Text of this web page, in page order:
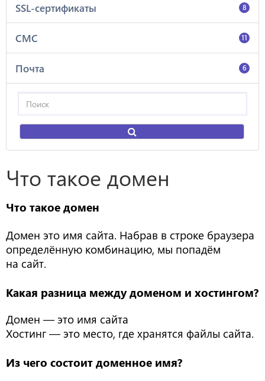
SSL-сертификаты 8
СМС 11
Почта 6
Что такое домен
Что такое домен
Домен это имя сайта. Набрав в строке браузера
определённую комбинацию, мы попадём
на сайт.
Какая разница между доменом и хостингом?
Домен — это имя сайта
Хостинг — это место, где хранятся файлы сайта.
Из чего состоит доменное имя?